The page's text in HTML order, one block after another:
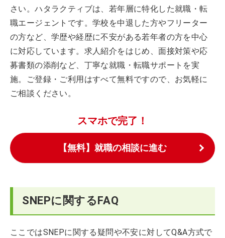
さい。ハタラクティブは、若年層に特化した就職・転
職エージェントです。学校を中退した方やフリーター
の方など、学歴や経歴に不安がある若年者の方を中心
に対応しています。求人紹介をはじめ、面接対策や応
募書類の添削など、丁寧な就職・転職サポートを実
施。ご登録・ご利用はすべて無料ですので、お気軽に
ご相談ください。
スマホで完了！
【無料】就職の相談に進む
SNEPに関するFAQ
ここではSNEPに関する疑問や不安に対してQ&A方式で